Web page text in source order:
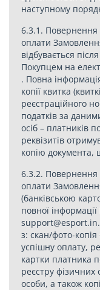
наступному
6.3.1. Повернення
оплати
відбувається
Покупцем на
. Повна
копії квитка
реєстраційного
податків за
осіб – платників
реквізитів
копію документа,
6.3.2. Повернення
оплати
(банківською
повної
з: скан/фото-копія
успішну оплату,
картки платника
реєстру фізичних
особи, а також